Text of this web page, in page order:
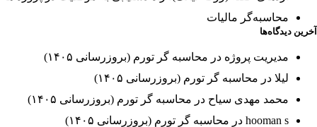
محاسبه‌گر مالیات
آخرین دیدگاه‌ها
مدیریت پروژه در محاسبه گر تورم (بروزرسانی ۱۴۰۵)
لیلا در محاسبه گر تورم (بروزرسانی ۱۴۰۵)
محمد مهدی سیاح در محاسبه گر تورم (بروزرسانی ۱۴۰۵)
hooman s در محاسبه گر تورم (بروزرسانی ۱۴۰۵)